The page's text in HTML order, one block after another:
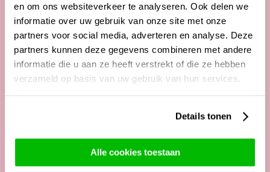
en om ons websiteverkeer te analyseren. Ook delen we
informatie over uw gebruik van onze site met onze
partners voor social media, adverteren en analyse. Deze
partners kunnen deze gegevens combineren met andere
informatie die u aan ze heeft verstrekt of die ze hebben
verzameld op basis van uw gebruik van hun services.
Details tonen
Alle cookies toestaan
Telefonisch van ma. t/m vrij. van
09:00 - 12:00 uur
13:00 - 17:00 uur
Tel:+31 85 822 5435
Veel bezochte pagina's